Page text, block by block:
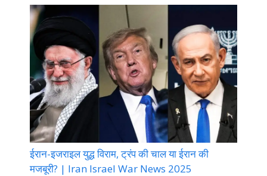
ईरान-इजराइल युद्ध विराम, ट्रंप की चाल या ईरान की
मजबूरी? | Iran Israel War News 2025